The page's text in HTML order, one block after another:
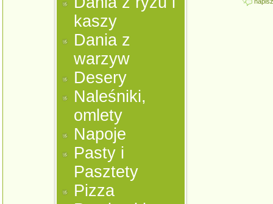
kaszy
Dania z
warzyw
Desery
Naleśniki,
omlety
Napoje
Pasty i
Pasztety
Pizza